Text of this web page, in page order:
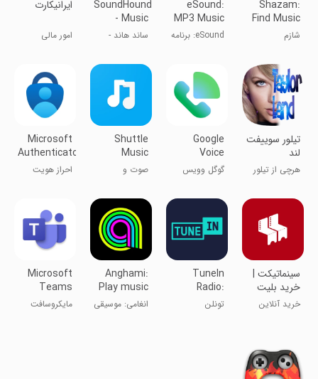
Shazam:
Find Music
& Concerts
شازم
eSound:
MP3 Music
Player App
eSound: برنامه
SoundHound
- Music
Discovery
ساند هاند -
پلیر
ایرانیکارت
امور مالی
تیلور سوییفت
لند
هرچی از تیلور
Google
Voice
گوگل وویس
Shuttle
Music
Player
صوت و
Microsoft
Authenticator
احراز هویت
‏‏سینماتیکت |
خرید بلیت
فیلم استخر
خرید آنلاین
TuneIn
Radio:
Music &
Sports
تونلن
Anghami:
Play music
& Podcasts
انغامی: موسیقی
Microsoft
Teams
مایکروسافت